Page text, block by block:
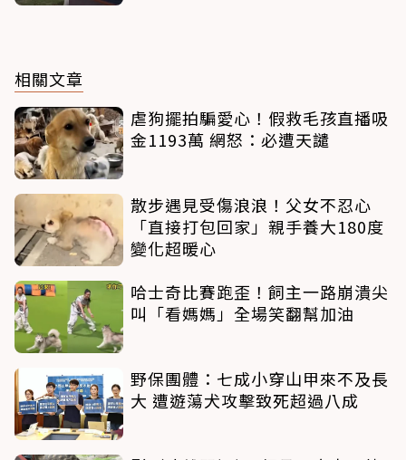
相關文章
虐狗擺拍騙愛心！假救毛孩直播吸
金1193萬 網怒：必遭天譴
散步遇見受傷浪浪！父女不忍心
「直接打包回家」親手養大180度
變化超暖心
哈士奇比賽跑歪！飼主一路崩潰尖
叫「看媽媽」全場笑翻幫加油
野保團體：七成小穿山甲來不及長
大 遭遊蕩犬攻擊致死超過八成